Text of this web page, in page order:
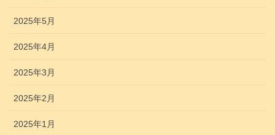
2025年5月
2025年4月
2025年3月
2025年2月
2025年1月